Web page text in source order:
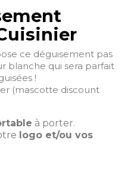
ce déguisement pas
blanche qui sera parfait
!
(mascotte discount
à porter.
logo et/ou vos